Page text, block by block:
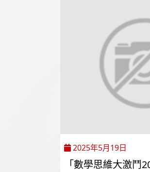
2025年5月19日
「數學思維大激鬥